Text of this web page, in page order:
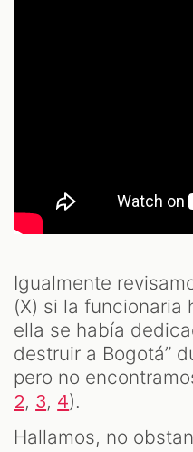
Igualmente
(X) si la funcionaria
ella se había
destruir a Bogotá”
pero no
2, 3, 4).
Hallamos, no